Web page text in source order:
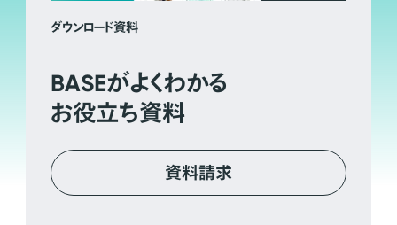
ダウンロード資料
BASEがよくわかる
お役立ち資料
資料請求